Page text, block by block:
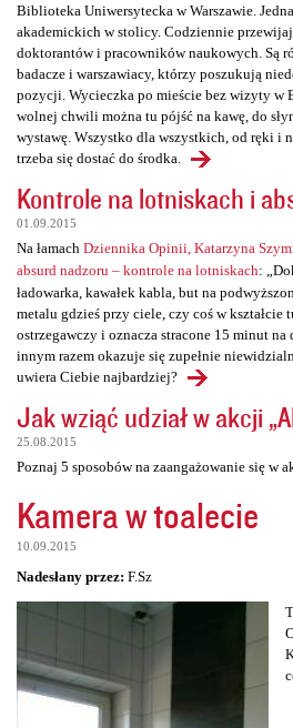
Biblioteka Uniwersytecka w Warszawie.
akademickich w stolicy. Codziennie
doktorantów i pracowników naukowych. Są
badacze i warszawiacy, którzy poszukują
pozycji. Wycieczka po mieście bez wizyty w
wolnej chwili można tu pójść na kawę, do
wystawę. Wszystko dla wszystkich, od ręki i
trzeba się dostać do środka.
Kontrole na lotniskach i
01.09.2015
Na łamach Dziennika Opinii, Katarzyna
absurd nadzoru – kontrole na lotniskach:
ładowarka, kawałek kabla, but na
metalu gdzieś przy ciele, czy coś w kształcie
ostrzegawczy i oznacza stracone 15 minut na
innym razem okazuje się zupełnie
uwiera Ciebie najbardziej?
Jak wziąć udział w akcji
25.08.2015
Poznaj 5 sposobów na zaangażowanie się w
Kamera w toalecie
10.09.2015
Nadesłany przez: F.Sz